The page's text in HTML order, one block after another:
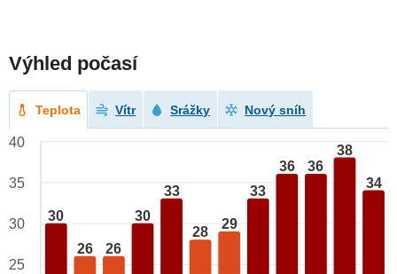
Výhled počasí
Teplota Vítr Srážky Nový sníh
30
26 26
30
33
28
29
33
36 36
38
34
40
35
30
25